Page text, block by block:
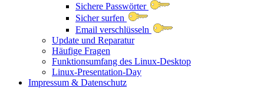
Sichere Passwörter
Sicher surfen
Email verschlüsseln
Update und Reparatur
Häufige Fragen
Funktionsumfang des Linux-Desktop
Linux-Presentation-Day
Impressum & Datenschutz